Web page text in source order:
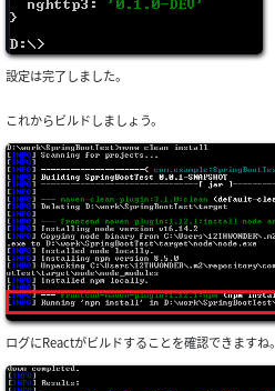
設定は完了しました。
これからビルドしましょう。
ログにReactがビルドすることを確認できますね。